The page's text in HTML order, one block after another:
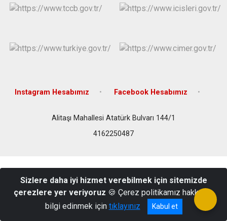
Instagram Hesabımız Facebook Hesabımız
Alitaşı Mahallesi Atatürk Bulvarı 144/1
4162250487
Sizlere daha iyi hizmet verebilmek için sitemizde
çerezlere yer veriyoruz 🍪 Çerez politikamız hakkında
bilgi edinmek için tıklayınız Kabul et